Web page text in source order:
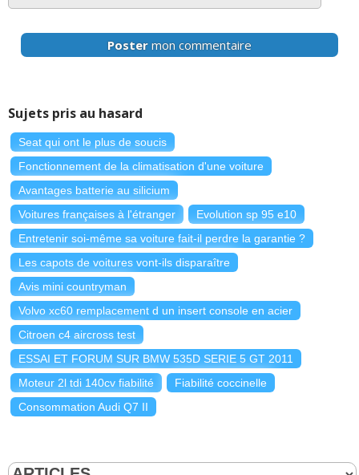
Poster mon commentaire
Sujets pris au hasard
Seat qui ont le plus de soucis
Fonctionnement de la climatisation d'une voiture
Avantages batterie au silicium
Voitures françaises à l'étranger
Evolution sp 95 e10
Entretenir soi-même sa voiture fait-il perdre la garantie ?
Les capots de voitures vont-ils disparaître
Avis mini countryman
Volvo xc60 remplacement d un insert console en acier
Citroen c4 aircross test
ESSAI ET FORUM SUR BMW 535D SERIE 5 GT 2011
Moteur 2l tdi 140cv fiabilité
Fiabilité coccinelle
Consommation Audi Q7 II